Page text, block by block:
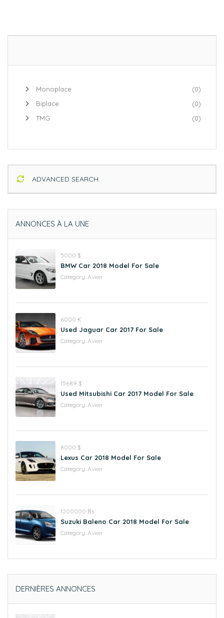
Monoplace
(0)
Biplace
(0)
TMG
(0)
ADVANCED SEARCH
ANNONCES À LA UNE
5000 $
BMW Car 2018 Model For Sale
Category: Avion
6000 €
Used Jaguar Car 2017 For Sale
Category: Avion
15689 $
Used Mitsubishi Car 2017 Model For Sale
Category: Avion
8000 $
Lexus Car 2018 Model For Sale
Category: Avion
1200000 ₨
Suzuki Baleno Car 2018 Model For Sale
Category: Avion
DERNIÈRES ANNONCES